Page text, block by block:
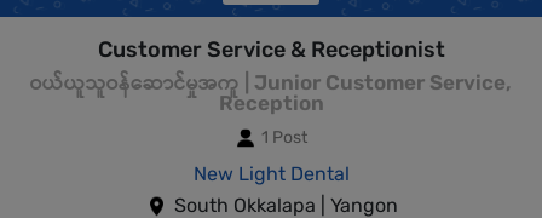
Customer Service & Receptionist
ဝယ်ယူသူဝန်ဆောင်မှုအကူ | Junior Customer Service,
Reception
1 Post
New Light Dental
South Okkalapa | Yangon